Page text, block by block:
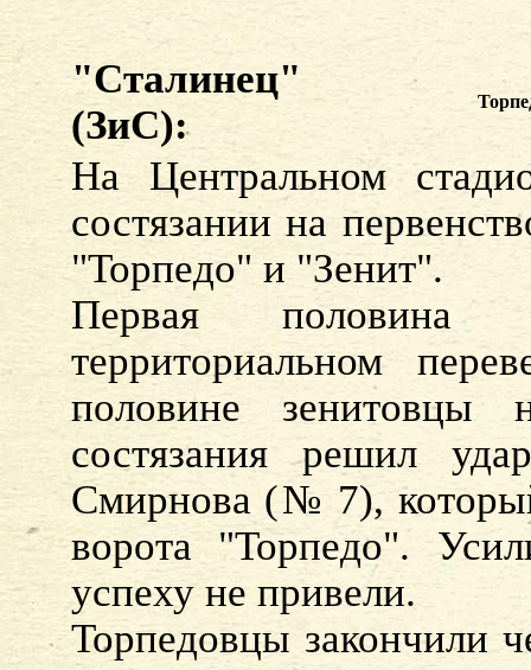
"Сталинец"
(ЗиС):
На Центральном
состязании на
"Торпедо" и "Зенит".
Первая половина
территориальном
половине зенитовцы
состязания решил
Смирнова (№ 7),
ворота "Торпедо".
успеху не привели.
Торпедовцы закончили